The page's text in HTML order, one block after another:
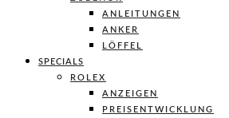
ANLEITUNGEN
ANKER
LÖFFEL
SPECIALS
ROLEX
ANZEIGEN
PREISENTWICKLUNG